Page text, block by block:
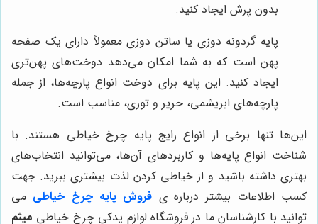
بدون پرش ایجاد کنید.
پایه گردونه دوزی یا ساتن دوزی معمولاً دارای یک صفحه
پهن است که به شما امکان می‌دهد دوخت‌های پهن‌تری
ایجاد کنید. این پایه برای دوخت انواع پارچه‌ها، از جمله
پارچه‌های ابریشمی، حریر و توری، مناسب است.
این‌ها تنها برخی از انواع رایج پایه چرخ خیاطی هستند. با
شناخت انواع پایه‌ها و کاربردهای آن‌ها، می‌توانید انتخاب‌های
بهتری داشته باشید و از خیاطی کردن لذت بیشتری ببرید. جهت
کسب اطلاعات بیشتر درباره ی فروش پایه چرخ خیاطی می
توانید با کارشناسان ما در فروشگاه لوازم یدکی چرخ خیاطی میثم